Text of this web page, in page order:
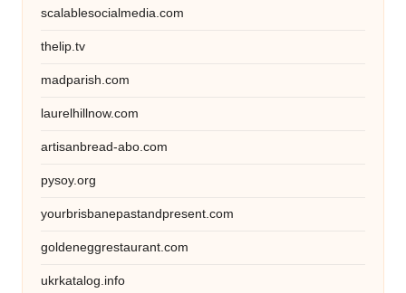
scalablesocialmedia.com
thelip.tv
madparish.com
laurelhillnow.com
artisanbread-abo.com
pysoy.org
yourbrisbanepastandpresent.com
goldeneggrestaurant.com
ukrkatalog.info